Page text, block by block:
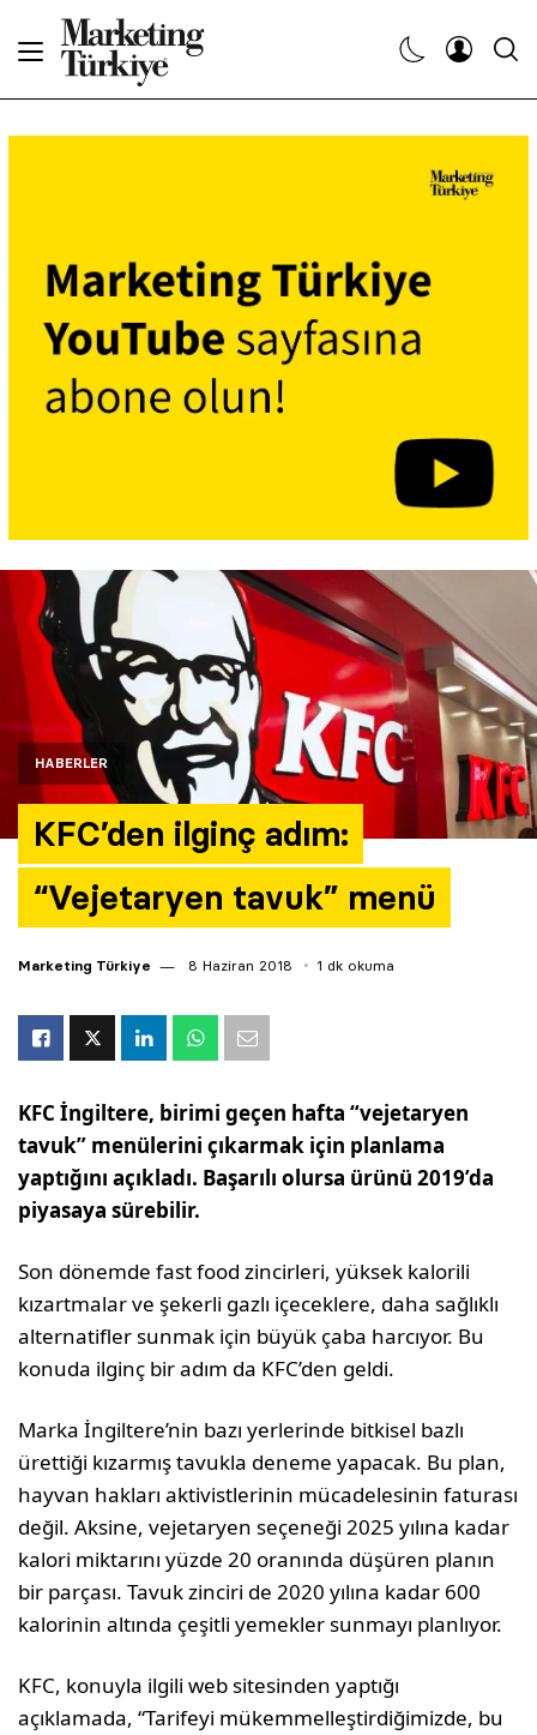
HABERLER
KFC’den ilginç adım:
“Vejetaryen tavuk” menü
Marketing Türkiye 8 Haziran 2018 1 dk okuma
KFC İngiltere, birimi geçen hafta “vejetaryen
tavuk” menülerini çıkarmak için planlama
yaptığını açıkladı. Başarılı olursa ürünü 2019’da
piyasaya sürebilir.
Son dönemde fast food zincirleri, yüksek kalorili
kızartmalar ve şekerli gazlı içeceklere, daha sağlıklı
alternatifler sunmak için büyük çaba harcıyor. Bu
konuda ilginç bir adım da KFC’den geldi.
Marka İngiltere’nin bazı yerlerinde bitkisel bazlı
ürettiği kızarmış tavukla deneme yapacak. Bu plan,
hayvan hakları aktivistlerinin mücadelesinin faturası
değil. Aksine, vejetaryen seçeneği 2025 yılına kadar
kalori miktarını yüzde 20 oranında düşüren planın
bir parçası. Tavuk zinciri de 2020 yılına kadar 600
kalorinin altında çeşitli yemekler sunmayı planlıyor.
KFC, konuyla ilgili web sitesinden yaptığı
açıklamada, “Tarifeyi mükemmelleştirdiğimizde, bu
Dergiler
Etkinlikler
Araştırma